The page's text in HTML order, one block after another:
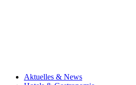
Aktuelles & News